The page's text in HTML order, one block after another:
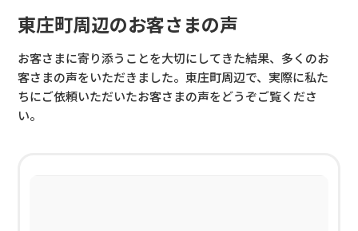
東庄町周辺のお客さまの声
お客さまに寄り添うことを大切にしてきた結果、多くのお
客さまの声をいただきました。東庄町周辺で、実際に私た
ちにご依頼いただいたお客さまの声をどうぞご覧くださ
い。